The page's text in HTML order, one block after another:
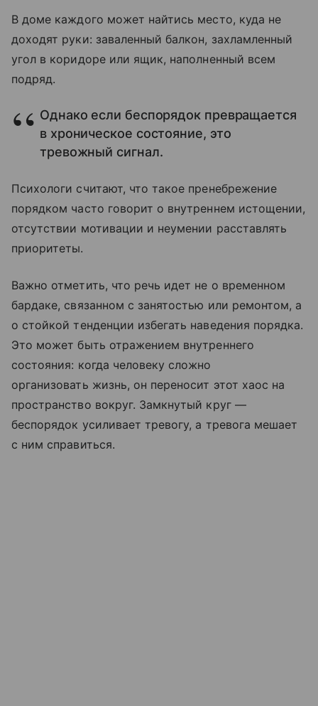
В доме каждого может найтись место, куда не
доходят руки: заваленный балкон, захламленный
угол в коридоре или ящик, наполненный всем
подряд.
Однако если беспорядок превращается
в хроническое состояние, это
тревожный сигнал.
Психологи считают, что такое пренебрежение
порядком часто говорит о внутреннем истощении,
отсутствии мотивации и неумении расставлять
приоритеты.
Важно отметить, что речь идет не о временном
бардаке, связанном с занятостью или ремонтом, а
о стойкой тенденции избегать наведения порядка.
Это может быть отражением внутреннего
состояния: когда человеку сложно
организовать жизнь, он переносит этот хаос на
пространство вокруг. Замкнутый круг —
беспорядок усиливает тревогу, а тревога мешает
с ним справиться.